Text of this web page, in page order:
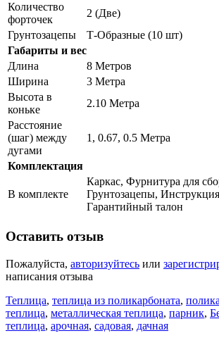
Количество
форточек
2 (Две)
Грунтозацепы
Т-Образные (10 шт)
Габариты и вес
Длина
8 Метров
Ширина
3 Метра
Высота в
коньке
2.10 Метра
Расстояние
(шаг) между
дугами
1, 0.67, 0.5 Метра
Комплектация
В комплекте
Каркас, Фурнитура для
Грунтозацепы,
Гарантийный талон
Оставить отзыв
Пожалуйста, авторизуйтесь или
написания отзыва
Теплица, теплица из поликарбоната,
теплица, металлическая теплица, парник,
теплица, арочная, садовая, дачная